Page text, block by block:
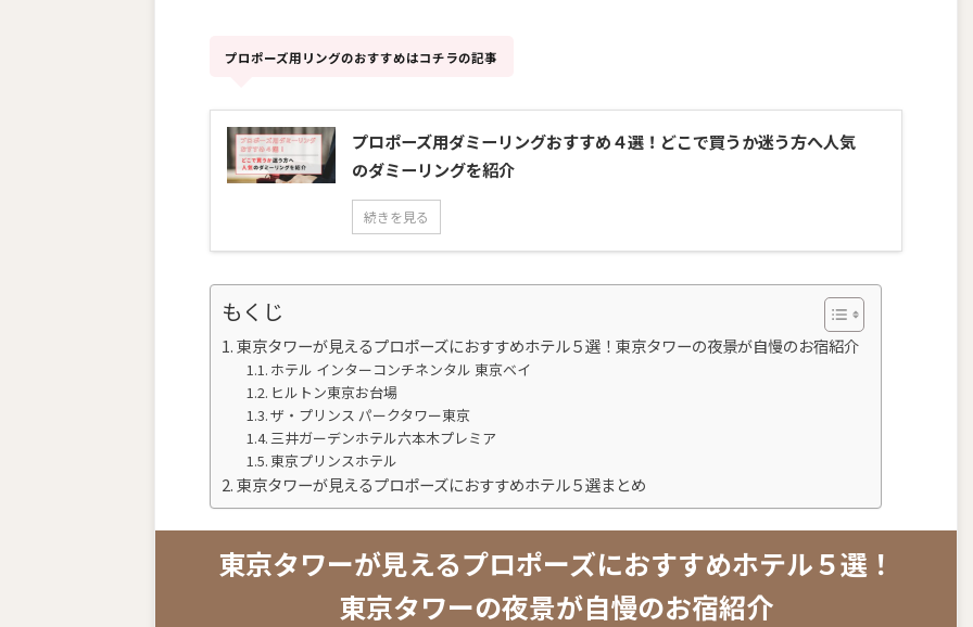
プロポーズ用リングのおすすめはコチラの記事
プロポーズ用ダミーリングおすすめ４選！どこで買うか迷う方へ人気
のダミーリングを紹介
続きを見る
もくじ
東京タワーが見えるプロポーズにおすすめホテル５選！東京タワーの夜景が自慢のお宿紹介
ホテル インターコンチネンタル 東京ベイ
ヒルトン東京お台場
ザ・プリンス パークタワー東京
三井ガーデンホテル六本木プレミア
東京プリンスホテル
東京タワーが見えるプロポーズにおすすめホテル５選まとめ
東京タワーが見えるプロポーズにおすすめホテル５選！
東京タワーの夜景が自慢のお宿紹介